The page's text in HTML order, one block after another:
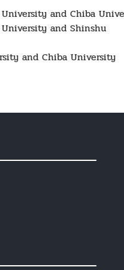
and Chiba
and Shinshu
and Chiba University